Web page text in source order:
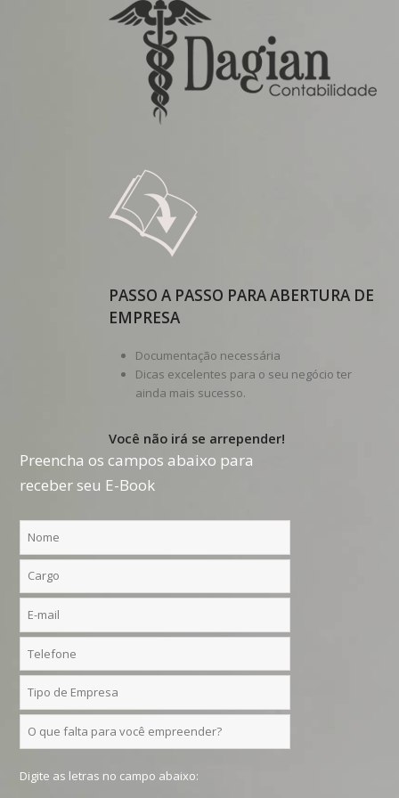
PASSO A PASSO PARA ABERTURA DE
EMPRESA
Documentação necessária
Dicas excelentes para o seu negócio ter
ainda mais sucesso.
Você não irá se arrepender!
Preencha os campos abaixo para
receber seu E-Book
Digite as letras no campo abaixo: